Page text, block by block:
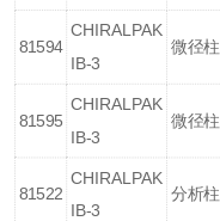
81594
CHIRALPAK
IB-3
微径柱
81595
CHIRALPAK
IB-3
微径柱
81522
CHIRALPAK
IB-3
分析柱